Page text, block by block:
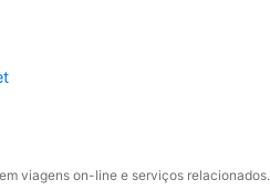
viagens on-line e serviços relacionados.